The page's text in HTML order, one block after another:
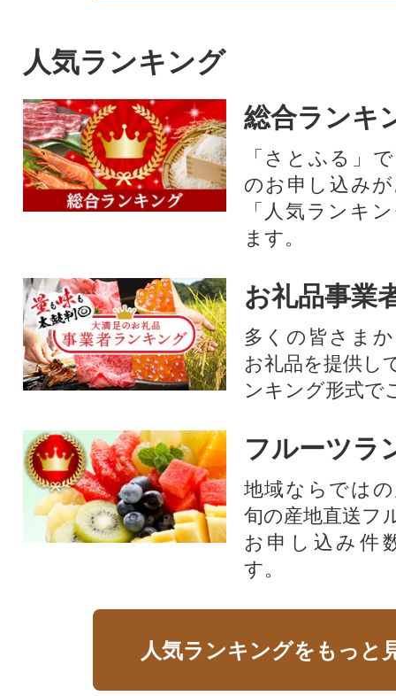
人気ランキング
総合ランキ
「さとふる」
のお申し込み
「人気ランキ
ます。
お礼品事業
多くの皆さま
お礼品を提供し
ンキング形式で
フルーツラ
地域ならでは
旬の産地直送フ
お申し込み件
す。
人気ランキングをもっと